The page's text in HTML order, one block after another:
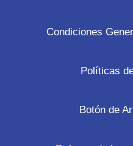
Condiciones
Políticas
Botón de